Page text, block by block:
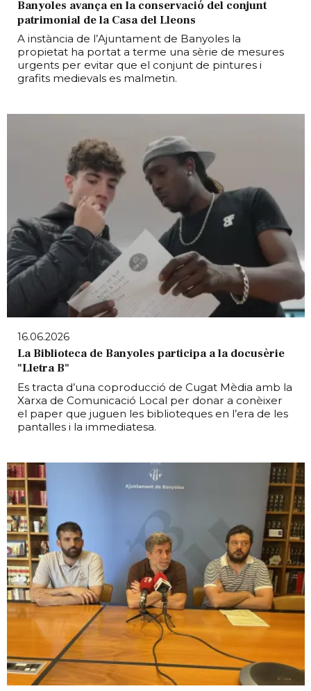
Banyoles avança en la conservació del conjunt
patrimonial de la Casa del Lleons
A instància de l’Ajuntament de Banyoles la
propietat ha portat a terme una sèrie de mesures
urgents per evitar que el conjunt de pintures i
grafits medievals es malmetin.
16.06.2026
La Biblioteca de Banyoles participa a la docusèrie
"Lletra B"
Es tracta d’una coproducció de Cugat Mèdia amb la
Xarxa de Comunicació Local per donar a conèixer
el paper que juguen les biblioteques en l’era de les
pantalles i la immediatesa.